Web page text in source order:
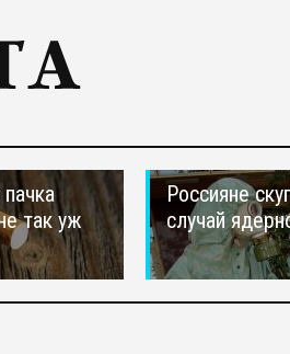
так уж
Россияне
случай